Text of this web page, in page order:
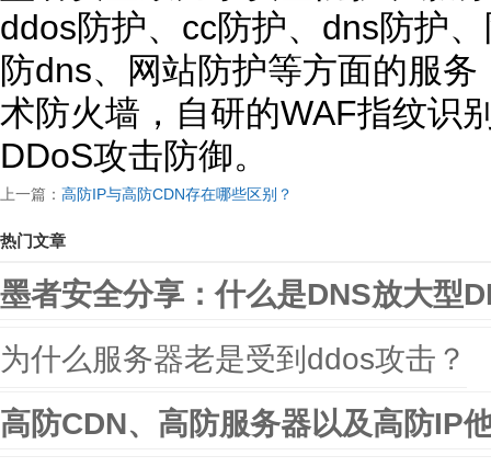
ddos防护、cc防护、dns防护
防dns、网站防护等方面的服
术防火墙，自研的WAF指纹识
DDoS攻击防御。
上一篇： 高防IP与高防CDN存在哪些区别？
热门文章
墨者安全分享：什么是DNS放大型
为什么服务器老是受到ddos攻击？
高防CDN、高防服务器以及高防IP